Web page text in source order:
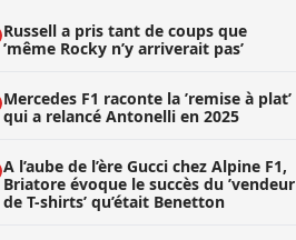
Russell a pris tant de coups que
’même Rocky n’y arriverait pas’
Mercedes F1 raconte la ’remise à plat’
qui a relancé Antonelli en 2025
A l’aube de l’ère Gucci chez Alpine F1,
Briatore évoque le succès du ’vendeur
de T-shirts’ qu’était Benetton